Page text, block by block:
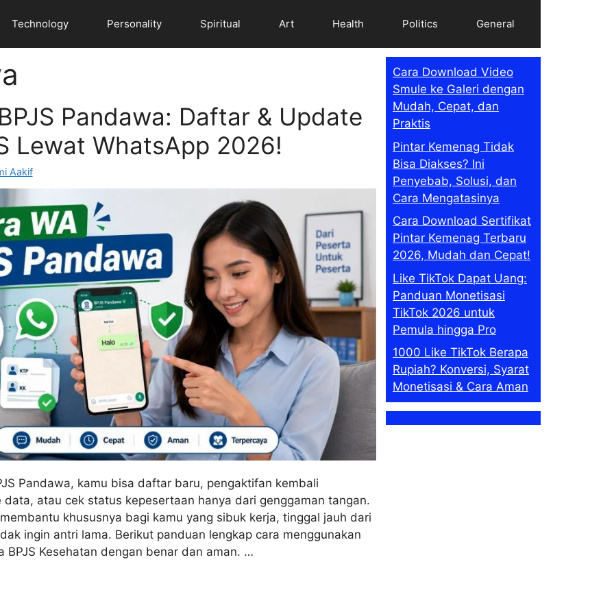
Technology Personality Spiritual Art Health Politics General
Pandawa: Daftar & Update
Lewat WhatsApp 2026!
Aakif
Pandawa, kamu bisa daftar baru, pengaktifan kembali
atau cek status kepesertaan hanya dari genggaman tangan.
khususnya bagi kamu yang sibuk kerja, tinggal jauh dari
ingin antri lama. Berikut panduan lengkap cara menggunakan
BPJS Kesehatan dengan benar dan aman. …
Cara Download Video
Smule ke Galeri dengan
Mudah, Cepat, dan
Praktis
Pintar Kemenag Tidak
Bisa Diakses? Ini
Penyebab, Solusi, dan
Cara Mengatasinya
Cara Download Sertifikat
Pintar Kemenag Terbaru
2026, Mudah dan Cepat!
Like TikTok Dapat Uang:
Panduan Monetisasi
TikTok 2026 untuk
Pemula hingga Pro
1000 Like TikTok Berapa
Rupiah? Konversi, Syarat
Monetisasi & Cara Aman